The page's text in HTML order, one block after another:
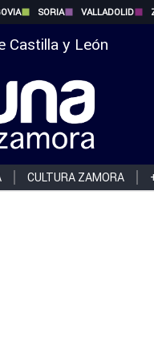
SORIA VALLADOLID
Castilla y León
CULTURA ZAMORA